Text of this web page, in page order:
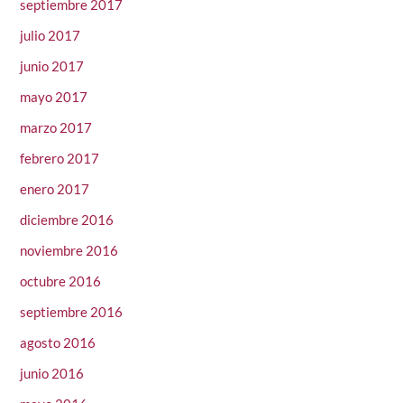
septiembre 2017
julio 2017
junio 2017
mayo 2017
marzo 2017
febrero 2017
enero 2017
diciembre 2016
noviembre 2016
octubre 2016
septiembre 2016
agosto 2016
junio 2016